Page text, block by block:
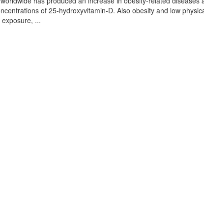
of 25-hydroxyvitamin-D. Also obesity and low
...